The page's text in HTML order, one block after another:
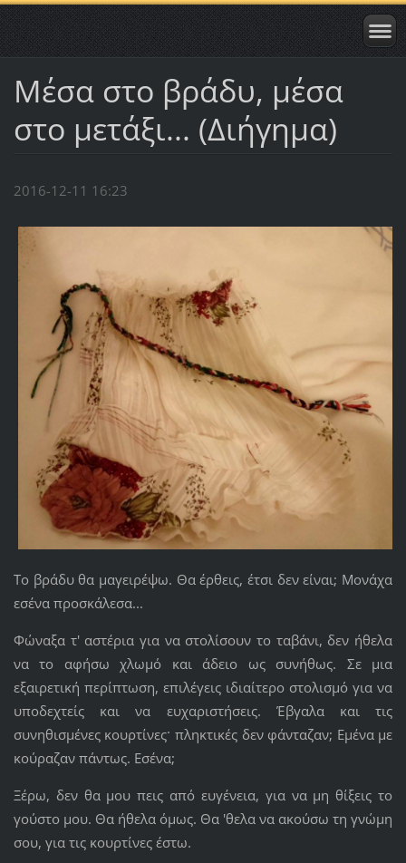
Μέσα στο βράδυ, μέσα
στο μετάξι... (Διήγημα)
2016-12-11 16:23
Το βράδυ θα μαγειρέψω. Θα έρθεις, έτσι δεν είναι; Μονάχα
εσένα προσκάλεσα...
Φώναξα τ' αστέρια για να στολίσουν το ταβάνι, δεν ήθελα
να το αφήσω χλωμό και άδειο ως συνήθως. Σε μια
εξαιρετική περίπτωση, επιλέγεις ιδιαίτερο στολισμό για να
υποδεχτείς και να ευχαριστήσεις. Έβγαλα και τις
συνηθισμένες κουρτίνες· πληκτικές δεν φάνταζαν; Εμένα με
κούραζαν πάντως. Εσένα;
Ξέρω, δεν θα μου πεις από ευγένεια, για να μη θίξεις το
γούστο μου. Θα ήθελα όμως. Θα 'θελα να ακούσω τη γνώμη
σου, για τις κουρτίνες έστω.